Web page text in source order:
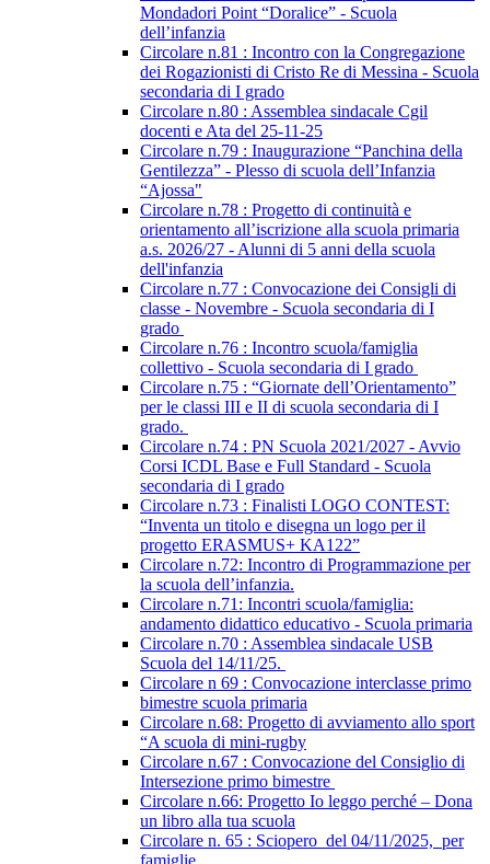
Mondadori Point “Doralice” - Scuola
dell’infanzia
Circolare n.81 : Incontro con la Congregazione
dei Rogazionisti di Cristo Re di Messina - Scuola
secondaria di I grado
Circolare n.80 : Assemblea sindacale Cgil
docenti e Ata del 25-11-25
Circolare n.79 : Inaugurazione “Panchina della
Gentilezza” - Plesso di scuola dell’Infanzia
“Ajossa"
Circolare n.78 : Progetto di continuità e
orientamento all’iscrizione alla scuola primaria
a.s. 2026/27 - Alunni di 5 anni della scuola
dell'infanzia
Circolare n.77 : Convocazione dei Consigli di
classe - Novembre - Scuola secondaria di I
grado
Circolare n.76 : Incontro scuola/famiglia
collettivo - Scuola secondaria di I grado
Circolare n.75 : “Giornate dell’Orientamento”
per le classi III e II di scuola secondaria di I
grado.
Circolare n.74 : PN Scuola 2021/2027 - Avvio
Corsi ICDL Base e Full Standard - Scuola
secondaria di I grado
Circolare n.73 : Finalisti LOGO CONTEST:
“Inventa un titolo e disegna un logo per il
progetto ERASMUS+ KA122”
Circolare n.72: Incontro di Programmazione per
la scuola dell’infanzia.
Circolare n.71: Incontri scuola/famiglia:
andamento didattico educativo - Scuola primaria
Circolare n.70 : Assemblea sindacale USB
Scuola del 14/11/25.
Circolare n 69 : Convocazione interclasse primo
bimestre scuola primaria
Circolare n.68: Progetto di avviamento allo sport
“A scuola di mini-rugby
Circolare n.67 : Convocazione del Consiglio di
Intersezione primo bimestre
Circolare n.66: Progetto Io leggo perché – Dona
un libro alla tua scuola
Circolare n. 65 : Sciopero del 04/11/2025, per